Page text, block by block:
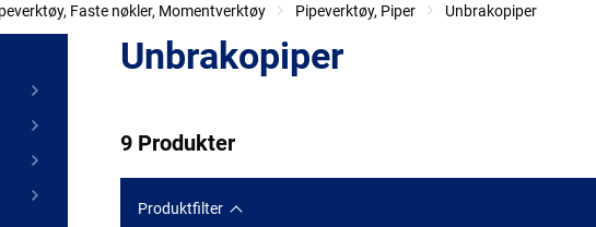
Faste nøkler, Momentverktøy Pipeverktøy, Piper Unbrakopiper
Unbrakopiper
9 Produkter
Produktfilter